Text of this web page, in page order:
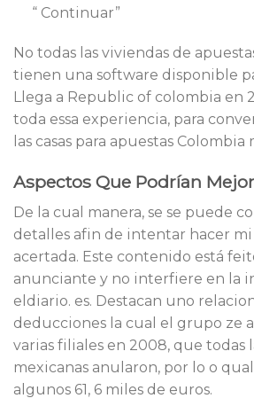
“ Continuar”
No todas las viviendas de
tienen una software disponible
Llega a Republic of colombia en
toda essa experiencia, para
las casas para apuestas
Aspectos Que Podrían
De la cual manera, se se puede
detalles afin de intentar hacer
acertada. Este contenido está
anunciante y no interfiere en la
eldiario. es. Destacan uno
deducciones la cual el grupo ze
varias filiales en 2008, que todas
mexicanas anularon, por lo o
algunos 61, 6 miles de euros.